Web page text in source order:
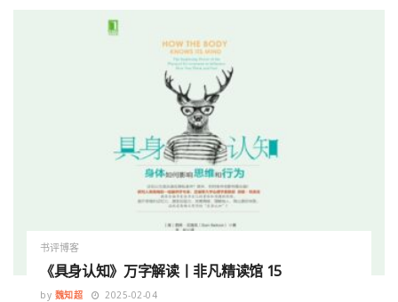
书评博客
《具身认知》万字解读丨非凡精读馆 15
by 魏知超 2025-02-04